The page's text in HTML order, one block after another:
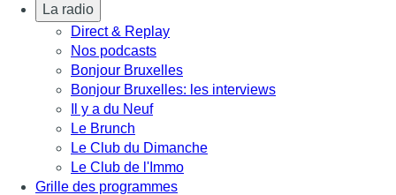
La radio
Direct & Replay
Nos podcasts
Bonjour Bruxelles
Bonjour Bruxelles: les interviews
Il y a du Neuf
Le Brunch
Le Club du Dimanche
Le Club de l'Immo
Grille des programmes